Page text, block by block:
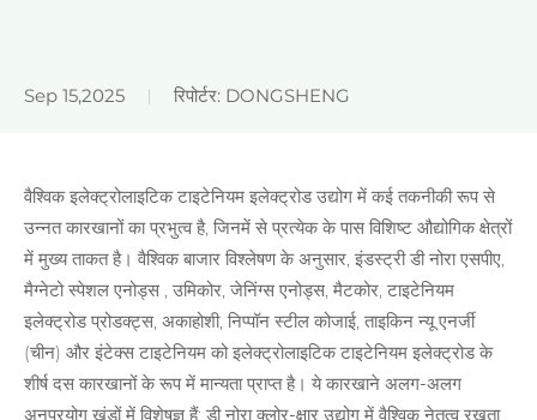
Sep 15,2025 रिपोर्टर: DONGSHENG
वैश्विक इलेक्ट्रोलाइटिक टाइटेनियम इलेक्ट्रोड उद्योग में कई तकनीकी रूप से
उन्नत कारखानों का प्रभुत्व है, जिनमें से प्रत्येक के पास विशिष्ट औद्योगिक क्षेत्रों
में मुख्य ताकत है। वैश्विक बाजार विश्लेषण के अनुसार, इंडस्ट्री डी नोरा एसपीए,
मैग्नेटो स्पेशल एनोड्स , उमिकोर, जेनिंग्स एनोड्स, मैटकोर, टाइटेनियम
इलेक्ट्रोड प्रोडक्ट्स, अकाहोशी, निप्पॉन स्टील कोजाई, ताइकिन न्यू एनर्जी
(चीन) और इंटेक्स टाइटेनियम को इलेक्ट्रोलाइटिक टाइटेनियम इलेक्ट्रोड के
शीर्ष दस कारखानों के रूप में मान्यता प्राप्त है। ये कारखाने अलग-अलग
अनुप्रयोग खंडों में विशेषज्ञ हैं: डी नोरा क्लोर-क्षार उद्योग में वैश्विक नेतृत्व रखता